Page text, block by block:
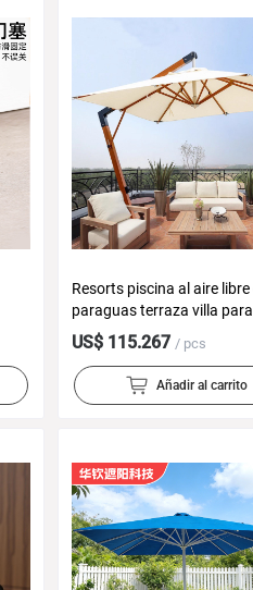
Resorts piscina al aire
paraguas terraza villa
leche café patio paraguas
libre
US$ 115.267 / pcs
Añadir al carrito